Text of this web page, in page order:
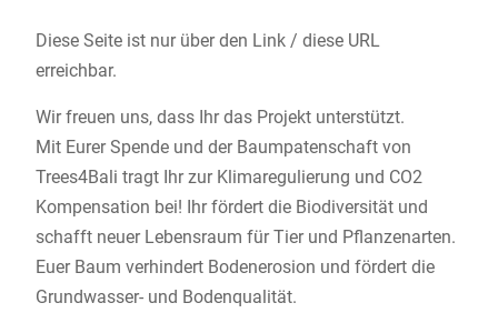
Diese Seite ist nur über den Link / diese URL
erreichbar.
Wir freuen uns, dass Ihr das Projekt unterstützt.
Mit Eurer Spende und der Baumpatenschaft von
Trees4Bali tragt Ihr zur Klimaregulierung und CO2
Kompensation bei! Ihr fördert die Biodiversität und
schafft neuer Lebensraum für Tier und Pflanzenarten.
Euer Baum verhindert Bodenerosion und fördert die
Grundwasser- und Bodenqualität.